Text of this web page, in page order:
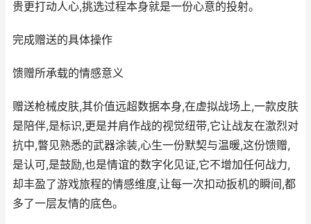
贵更打动人心,挑选过程本身就是一份心意的投射。
完成赠送的具体操作
馈赠所承载的情感意义
赠送枪械皮肤,其价值远超数据本身,在虚拟战场上,一款皮肤
是陪伴,是标识,更是并肩作战的视觉纽带,它让战友在激烈对
抗中,瞥见熟悉的武器涂装,心生一份默契与温暖,这份馈赠,
是认可,是鼓励,也是情谊的数字化见证,它不增加任何战力,
却丰盈了游戏旅程的情感维度,让每一次扣动扳机的瞬间,都
多了一层友情的底色。